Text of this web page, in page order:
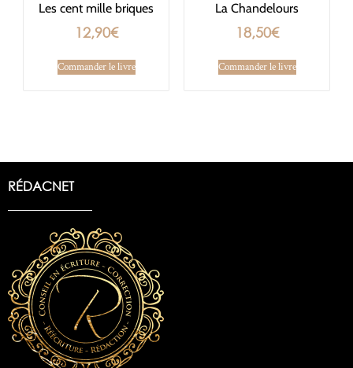
Les cent mille briques
12,90€
Commander le livre
La Chandelours
18,50€
Commander le livre
RÉDACNET